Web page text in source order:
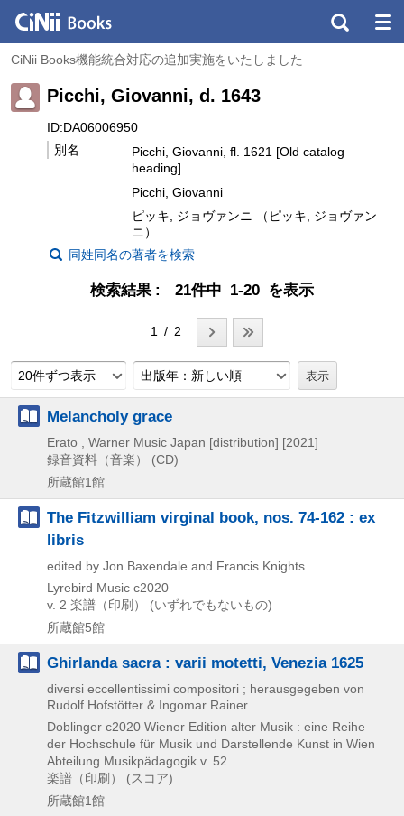
CiNii Books機能統合対応の追加実施をいたしました
Picchi, Giovanni, d. 1643
ID:DA06006950
別名
Picchi, Giovanni, fl. 1621 [Old catalog
heading]
Picchi, Giovanni
ピッキ, ジョヴァンニ （ピッキ, ジョヴァン
ニ）
同姓同名の著者を検索
検索結果 21件中 1-20 を表示
1 / 2
20件ずつ表示 出版年：新しい順
Melancholy grace
Erato , Warner Music Japan [distribution] [2021]
録音資料（音楽） (CD)
所蔵館1館
The Fitzwilliam virginal book, nos. 74-162 : ex
libris
edited by Jon Baxendale and Francis Knights
Lyrebird Music c2020
v. 2 楽譜（印刷） (いずれでもないもの)
所蔵館5館
Ghirlanda sacra : varii motetti, Venezia 1625
diversi eccellentissimi compositori ; herausgegeben von
Rudolf Hofstötter & Ingomar Rainer
Doblinger c2020 Wiener Edition alter Musik : eine Reihe
der Hochschule für Musik und Darstellende Kunst in Wien
Abteilung Musikpädagogik v. 52
楽譜（印刷） (スコア)
所蔵館1館